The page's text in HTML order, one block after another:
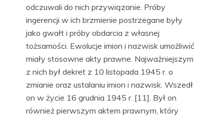
odczuwali do nich przywiązanie. Próby
ingerencji w ich brzmienie postrzegane były
jako gwałt i próby obdarcia z własnej
tożsamości. Ewolucje imion i nazwisk umożliwić
miały stosowne akty prawne. Najważniejszym
z nich był dekret z 10 listopada 1945 r. o
zmianie oraz ustalaniu imion i nazwisk. Wszedł
on w życie 16 grudnia 1945 r. [11]. Był on
również pierwszym aktem prawnym, który